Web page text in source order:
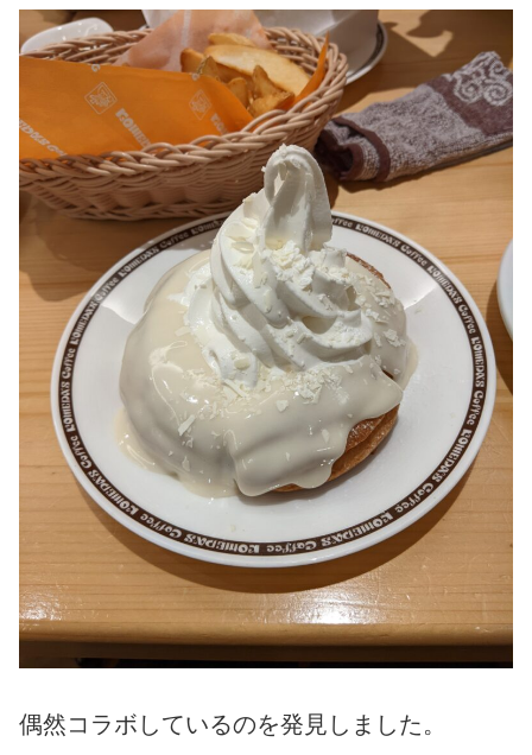
偶然コラボしているのを発見しました。